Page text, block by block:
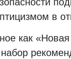
в
как